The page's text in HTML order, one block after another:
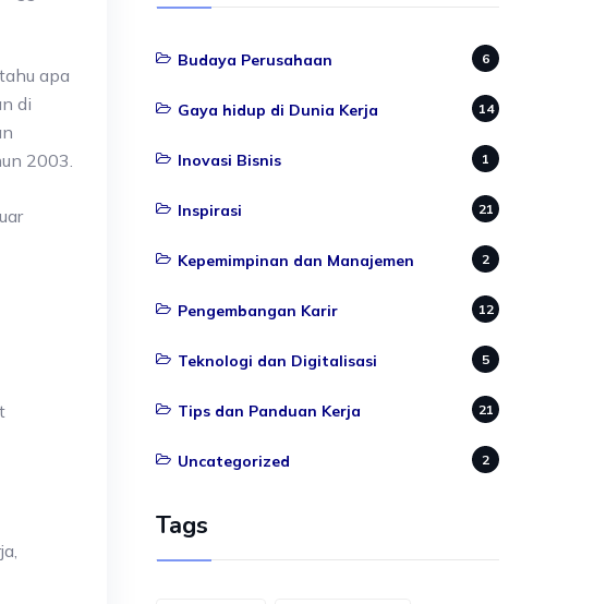
apa
di
2003.
Budaya Perusahaan 6
Gaya hidup di Dunia Kerja 14
Inovasi Bisnis 1
Inspirasi 21
Kepemimpinan dan Manajemen 2
Pengembangan Karir 12
Teknologi dan Digitalisasi 5
Tips dan Panduan Kerja 21
Uncategorized 2
Tags